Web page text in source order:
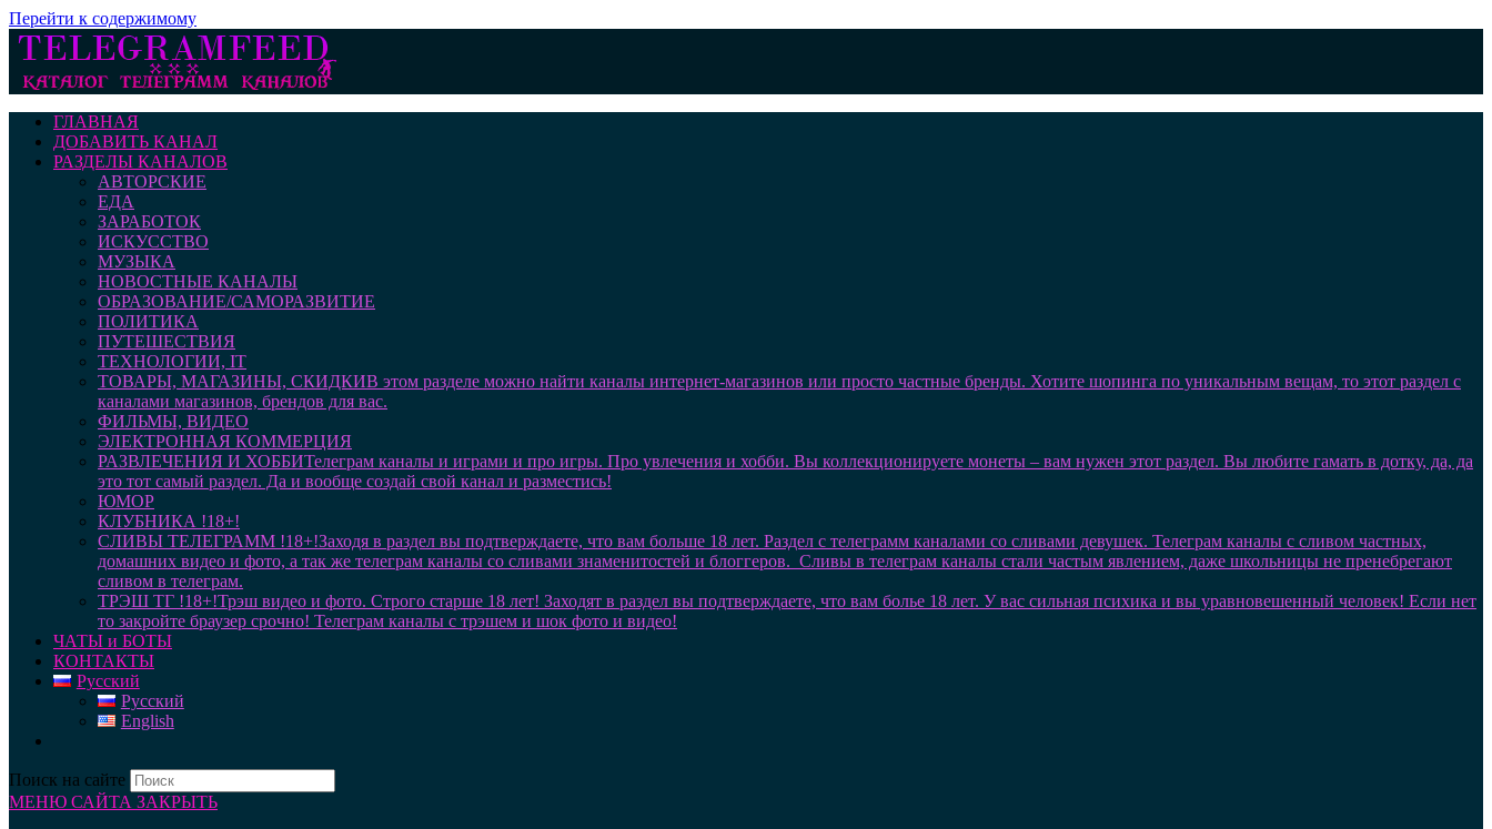
Перейти к содержимому
ГЛАВНАЯ
ДОБАВИТЬ КАНАЛ
РАЗДЕЛЫ КАНАЛОВ
АВТОРСКИЕ
ЕДА
ЗАРАБОТОК
ИСКУССТВО
МУЗЫКА
НОВОСТНЫЕ КАНАЛЫ
ОБРАЗОВАНИЕ/САМОРАЗВИТИЕ
ПОЛИТИКА
ПУТЕШЕСТВИЯ
ТЕХНОЛОГИИ, IT
ТОВАРЫ, МАГАЗИНЫ, СКИДКИВ этом разделе можно найти каналы интернет-магазинов или просто частные бренды. Хотите шопинга по уникальным вещам, то этот раздел с
каналами магазинов, брендов для вас.
ФИЛЬМЫ, ВИДЕО
ЭЛЕКТРОННАЯ КОММЕРЦИЯ
РАЗВЛЕЧЕНИЯ И ХОББИТелеграм каналы и играми и про игры. Про увлечения и хобби. Вы коллекционируете монеты – вам нужен этот раздел. Вы любите гамать в дотку, да, да
это тот самый раздел. Да и вообще создай свой канал и разместись!
ЮМОР
КЛУБНИКА !18+!
СЛИВЫ ТЕЛЕГРАММ !18+!Заходя в раздел вы подтверждаете, что вам больше 18 лет. Раздел с телеграмм каналами со сливами девушек. Телеграм каналы с сливом частных,
домашних видео и фото, а так же телеграм каналы со сливами знаменитостей и блоггеров. Сливы в телеграм каналы стали частым явлением, даже школьницы не пренебрегают
сливом в телеграм.
ТРЭШ ТГ !18+!Трэш видео и фото. Строго старше 18 лет! Заходят в раздел вы подтверждаете, что вам болье 18 лет. У вас сильная психика и вы уравновешенный человек! Если нет
то закройте браузер срочно! Телеграм каналы с трэшем и шок фото и видео!
ЧАТЫ и БОТЫ
КОНТАКТЫ
Русский
Русский
English
Поиск на сайте
МЕНЮ САЙТА ЗАКРЫТЬ